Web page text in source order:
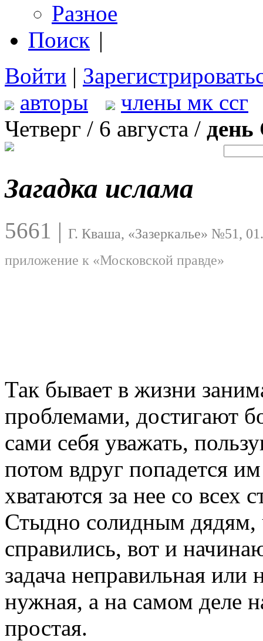
Разное
Поиск |
Войти |
авторы
члены мк ссг
Четверг / 6 августа / день
Загадка ислама
5661 | Г. Кваша, «Зазеркалье» №51,
приложение к «Московской правде»
Так бывает в жизни
проблемами, достигают
сами себя уважать,
потом вдруг попадется
хватаются за нее со всех
Стыдно солидным дядям,
справились, вот и
задача неправильная или
нужная, а на самом деле
простая.